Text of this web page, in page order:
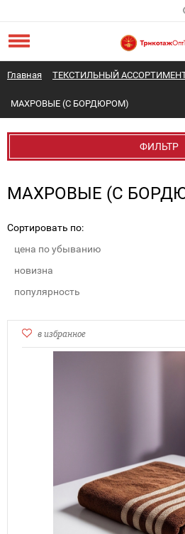
Главная ТЕКСТИЛЬНЫЙ
МАХРОВЫЕ (С БОРДЮРОМ)
ФИЛЬТР
МАХРОВЫЕ (С
Сортировать по:
цена по убыванию
новизна
популярность
в избранное